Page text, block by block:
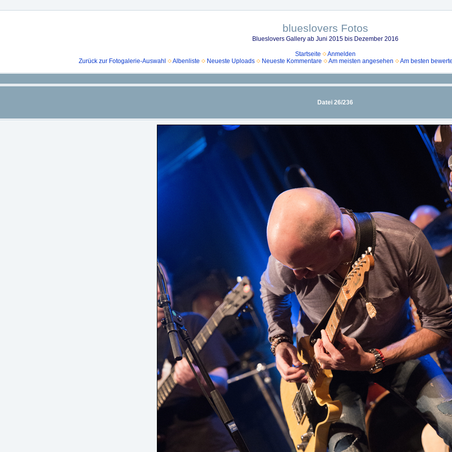
blueslovers Fotos
Blueslovers Gallery ab Juni 2015 bis Dezember 2016
Startseite
Anmelden
Zurück zur Fotogalerie-Auswahl
Albenliste Neueste Uploads Neueste Kommentare Am meisten angesehen Am besten
Datei 26/236